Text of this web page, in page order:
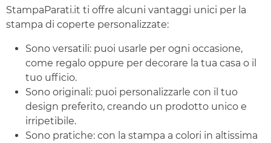
StampaParati.it ti offre alcuni vantaggi unici per la
stampa di coperte personalizzate:
Sono versatili: puoi usarle per ogni occasione,
come regalo oppure per decorare la tua casa o il
tuo ufficio.
Sono originali: puoi personalizzarle con il tuo
design preferito, creando un prodotto unico e
irripetibile.
Sono pratiche: con la stampa a colori in altissima